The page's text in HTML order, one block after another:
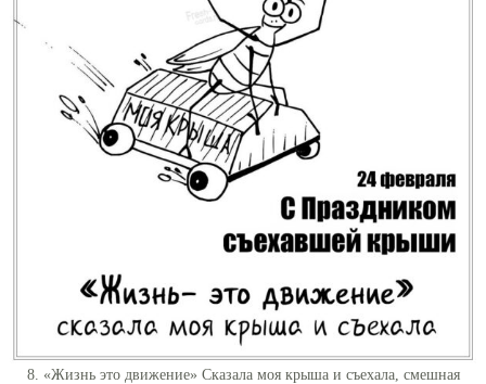
8. «Жизнь это движение» Сказала моя крыша и съехала, смешная